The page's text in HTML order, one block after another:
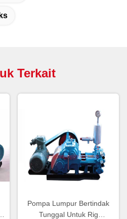
Terkait
Pompa Lumpur Bertindak
Tunggal Untuk Rig